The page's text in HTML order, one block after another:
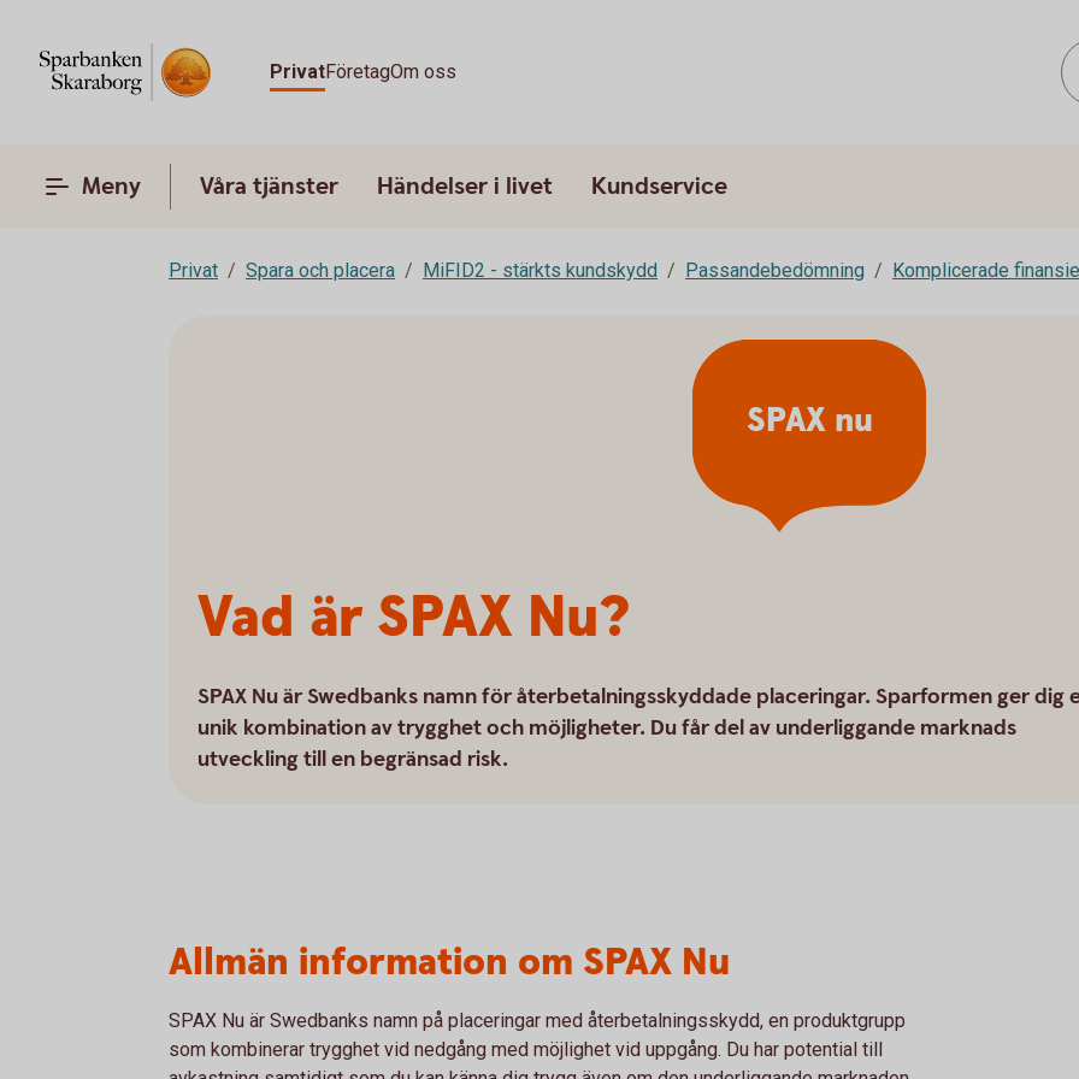
PrivatFöretagOm oss
Meny Våra tjänster Händelser i livet Kundservice
Privat Spara och placera MiFID2 - stärkts kundskydd Passandebedömning Komplicerade
Vad är SPAX Nu?
SPAX Nu är Swedbanks namn för återbetalningsskyddade placeringar. Sparformen ger dig
unik kombination av trygghet och möjligheter. Du får del av underliggande marknads
utveckling till en begränsad risk.
SPAX nu
Allmän information om SPAX Nu
SPAX Nu är Swedbanks namn på placeringar med återbetalningsskydd, en produktgrupp
som kombinerar trygghet vid nedgång med möjlighet vid uppgång. Du har potential till